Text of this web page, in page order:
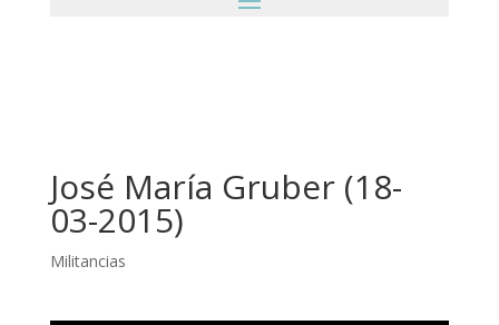
José María Gruber (18-
03-2015)
Militancias